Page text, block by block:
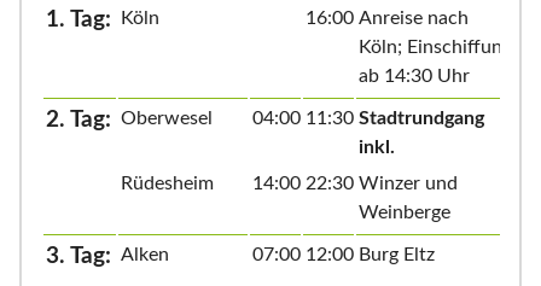
1. Tag: Köln 16:00 Anreise nach
Köln; Einschiffung
ab 14:30 Uhr
2. Tag: Oberwesel 04:00 11:30 Stadtrundgang
inkl.
Rüdesheim
14:00 22:30 Winzer und
Weinberge
3. Tag: Alken 07:00 12:00 Burg Eltz